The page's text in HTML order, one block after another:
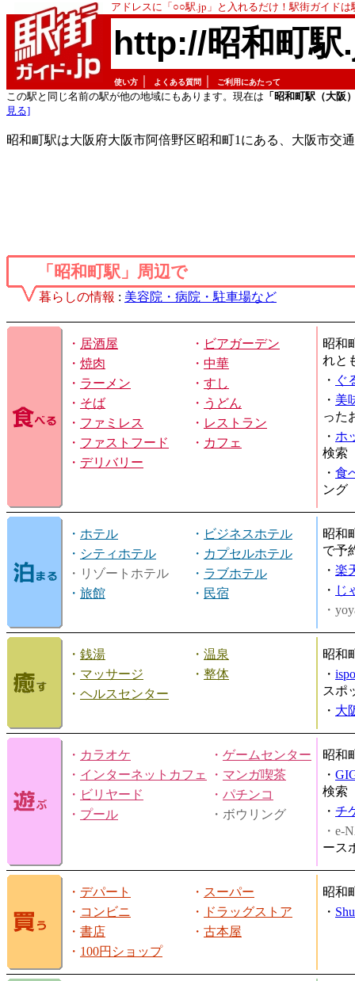
アドレスに「○○駅.jp」と入れるだけ！駅街ガイド
http://昭和町駅
使い方 よくある質問 ご利用にあたって
この駅と同じ名前の駅が他の地域にもあります。現在は 「昭和町駅（大阪
見る]
昭和町駅は大阪府大阪市阿倍野区昭和町1にある、大阪市交
「昭和町駅」周辺で
暮らしの情報 : 美容院・病院・駐車場など
・ 居酒屋 ・ ビアガーデン
・ 焼肉 ・ 中華
・ ラーメン ・ すし
・ そば ・ うどん
・ ファミレス ・ レストラン
・ ファストフード ・ カフェ
・ デリバリー
昭和
れと
・ ぐ
・ 美
った
・ ホ
検索
・ 食
ング
・ ホテル ・ ビジネスホテル
・ シティホテル ・ カプセルホテル
・リゾートホテル
・ ラブホテル
・ 旅館 ・ 民宿
昭和
で予
・ 楽
・ じ
・
・ 銭湯 ・ 温泉
・ マッサージ ・ 整体
・ ヘルスセンター
昭和
・
スポ
・ 大
・ カラオケ ・ ゲームセンター
・ インターネットカフェ ・ マンガ喫茶
・ ビリヤード ・ パチンコ
・ プール ・ボウリング
昭和
・
検索
・ チ
・e-
ース
・ デパート ・ スーパー
・ コンビニ ・
ドラッグストア
・ 書店 ・ 古本屋
・ 100円ショップ
昭和
・